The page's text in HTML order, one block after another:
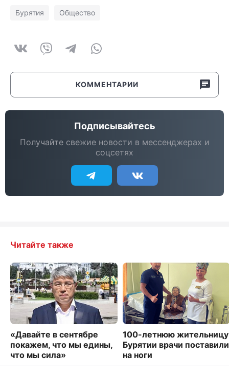
Бурятия Общество
КОММЕНТАРИИ
Подписывайтесь
Получайте свежие новости в мессенджерах и
соцсетях
Читайте также
«Давайте в сентябре
покажем, что мы едины,
что мы сила»
100-летнюю жительницу
Бурятии врачи поставили
на ноги